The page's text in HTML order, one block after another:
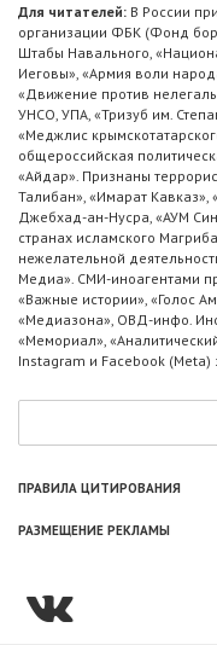
Для читателей: В России
организации ФБК (Фонд
Штабы Навального,
Иеговы», «Армия воли
«Движение против
УНСО, УПА, «Тризуб им.
«Меджлис
общероссийская
«Айдар». Признаны
Талибан», «Имарат Кавказ»,
Джебхад-ан-Нусра, «АУМ
странах исламского
нежелательной
Медиа». СМИ-иноагентами
«Важные истории», «Голос
«Медиазона», ОВД-инфо.
«Мемориал»,
Instagram и Facebook
ПРАВИЛА ЦИТИРОВАНИЯ
РАЗМЕЩЕНИЕ РЕКЛАМЫ